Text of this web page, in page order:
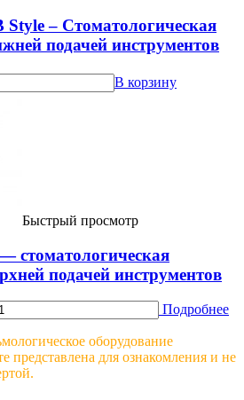
Style – Стоматологическая
подачей инструментов
В корзину
Быстрый просмотр
стоматологическая
подачей инструментов
Подробнее
оборудование
представлена для ознакомления и не